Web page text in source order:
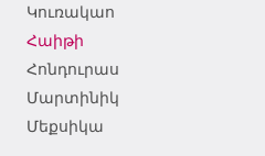
Կուռակաո
Հաիթի
Հոնդուրաս
Մարտինիկ
Մեքսիկա